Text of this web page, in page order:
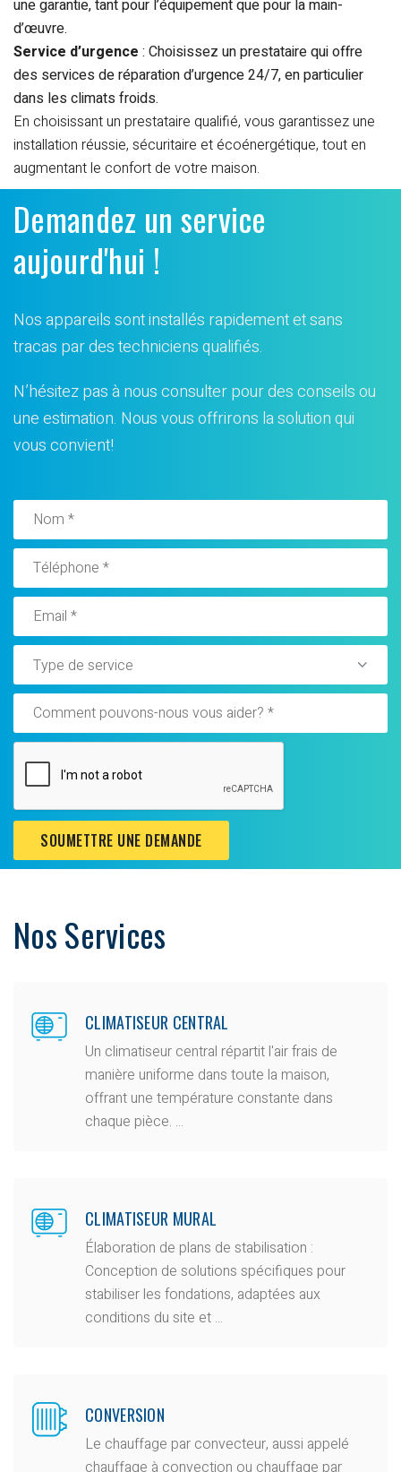
une garantie, tant pour l’équipement que pour la main-
d’œuvre.
Service d’urgence : Choisissez un prestataire qui offre
des services de réparation d’urgence 24/7, en particulier
dans les climats froids.
En choisissant un prestataire qualifié, vous garantissez une
installation réussie, sécuritaire et écoénergétique, tout en
augmentant le confort de votre maison.
Demandez un service
aujourd'hui !
Nos appareils sont installés rapidement et sans
tracas par des techniciens qualifiés.
N’hésitez pas à nous consulter pour des conseils ou
une estimation. Nous vous offrirons la solution qui
vous convient!
Type de service
SOUMETTRE UNE DEMANDE
Nos Services
CLIMATISEUR CENTRAL
Un climatiseur central répartit l'air frais de
manière uniforme dans toute la maison,
offrant une température constante dans
chaque pièce. ...
CLIMATISEUR MURAL
Élaboration de plans de stabilisation :
Conception de solutions spécifiques pour
stabiliser les fondations, adaptées aux
conditions du site et ...
CONVERSION
Le chauffage par convecteur, aussi appelé
chauffage à convection ou chauffage par